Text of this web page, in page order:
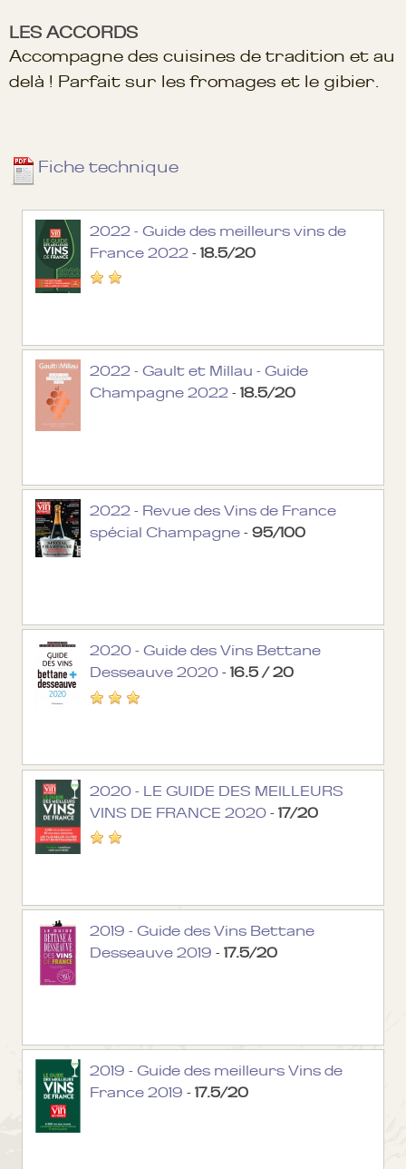
LES ACCORDS
Accompagne des cuisines de tradition et au
delà ! Parfait sur les fromages et le gibier.
Fiche technique
2022 - Guide des meilleurs vins de
France 2022 -18.5/20
2022 - Gault et Millau - Guide
Champagne 2022 -18.5/20
2022 - Revue des Vins de France
spécial Champagne -95/100
2020 - Guide des Vins Bettane
Desseauve 2020 -16.5 / 20
2020 - LE GUIDE DES MEILLEURS
VINS DE FRANCE 2020 -17/20
2019 - Guide des Vins Bettane
Desseauve 2019 -17.5/20
2019 - Guide des meilleurs Vins de
France 2019 -17.5/20